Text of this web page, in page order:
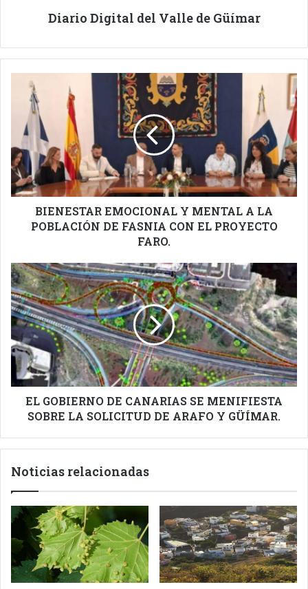
Diario Digital del Valle de Güímar
BIENESTAR
EMOCIONAL
MENTAL
LA
POBLACIÓN
DE
FASNIA
BIENESTAR EMOCIONAL Y MENTAL A LA
POBLACIÓN DE FASNIA CON EL PROYECTO
FARO.
EL
GOBIERNO
DE
CANARIAS
SE
MENIFIESTA
SOBRE
LA
SOLICITUD
ARAFO
GÜÍMAR.
EL GOBIERNO DE CANARIAS SE MENIFIESTA
SOBRE LA SOLICITUD DE ARAFO Y GÜÍMAR.
Noticias relacionadas